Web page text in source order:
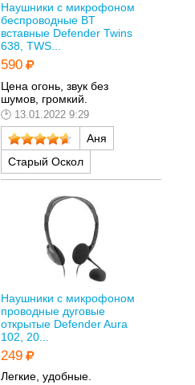
Наушники с микрофоном
беспроводные BT
вставные Defender Twins
638, TWS...
590
Цена огонь, звук без
шумов, громкий.
13.01.2022 9:29
Аня
Старый Оскол
Наушники с микрофоном
проводные дуговые
открытые Defender Aura
102, 20...
249
Легкие, удобные.